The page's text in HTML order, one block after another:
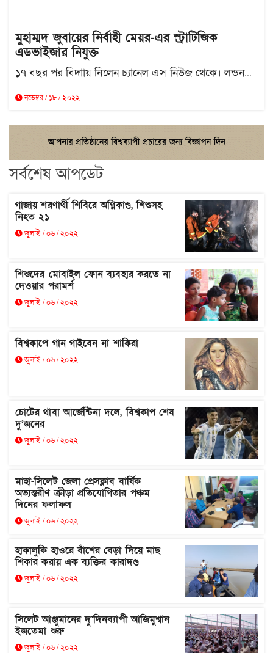
মুহাম্মদ জুবায়ের নির্বাহী মেয়র-এর স্ট্রাটিজিক
এডভাইজার নিযুক্ত
১৭ বছর পর বিদাায় নিলেন চ্যানেল এস নিউজ থেকে। লন্ডন...
নভেম্বর / ১৮ / ২০২২
সর্বশেষ আপডেট
গাজায় শরণার্থী শিবিরে অগ্নিকাণ্ড, শিশুসহ
নিহত ২১
জুলাই / ০৬ / ২০২২
শিশুদের মোবাইল ফোন ব্যবহার করতে না
দেওয়ার পরামর্শ
জুলাই / ০৬ / ২০২২
বিশ্বকাপে গান গাইবেন না শাকিরা
জুলাই / ০৬ / ২০২২
চোটের থাবা আর্জেন্টিনা দলে, বিশ্বকাপ শেষ
দু’জনের
জুলাই / ০৬ / ২০২২
মাহা-সিলেট জেলা প্রেসক্লাব বার্ষিক
অভ্যন্তরীণ ক্রীড়া প্রতিযোগিতার পঞ্চম
দিনের ফলাফল
জুলাই / ০৬ / ২০২২
হাকালুকি হাওরে বাঁশের বেড়া দিয়ে মাছ
শিকার করায় এক ব্যক্তির কারাদণ্ড
জুলাই / ০৬ / ২০২২
সিলেট আঞ্জুমানের দু’দিনব্যাপী আজিমুশ্বান
ইজতেমা শুরু
জুলাই / ০৬ / ২০২২